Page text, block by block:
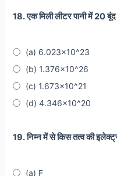
18. एक मिली लीटर पानी में 20
(a) 6.023x10^23
(b) 1.376x10^26
(c) 1.673x10^21
(d) 4.346x10^20
19. निम्न में से किस तत्व की
(a) F